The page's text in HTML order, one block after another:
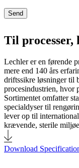
Send
Til processer,
Lechler er en førende
mere end 140 års
driftssikre løsninger til
procesindustrien, hvor
Sortimentet omfatter
specialdyser til
lever op til
krævende, sterile
Download